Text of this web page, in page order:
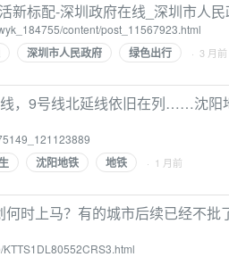
新标配-深圳政府在线_深圳市人
content/post_11567923.html
深圳市人民政府 绿色出行 · 3 月前
，9号线北延线依旧在列……沈阳
沈阳地铁 地铁 · 1 月前
时上马？有的城市后续已经不批